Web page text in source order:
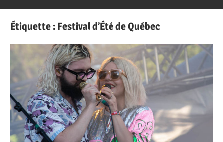
formes
Étiquette : Festival d’Été de Québec